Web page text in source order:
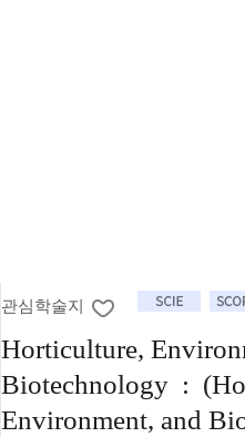
관심학술지
Horticulture,
Biotechnology :
Environment, and